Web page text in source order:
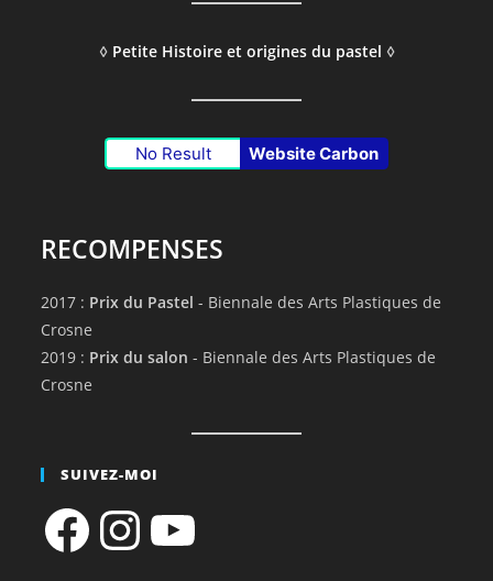
◊ Petite Histoire et origines du pastel ◊
No Result Website Carbon
RECOMPENSES
2017 : Prix du Pastel - Biennale des Arts Plastiques de
Crosne
2019 : Prix du salon - Biennale des Arts Plastiques de
Crosne
SUIVEZ-MOI
FacebookInstagramYouTube